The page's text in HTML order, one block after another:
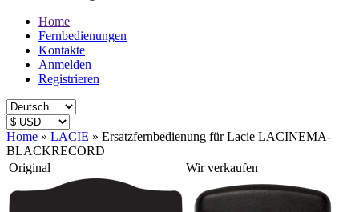
Home
Fernbedienungen
Kontakte
Anmelden
Registrieren
Home » LACIE » Ersatzfernbedienung für Lacie LACINEMA-
BLACKRECORD
Original
Wir verkaufen